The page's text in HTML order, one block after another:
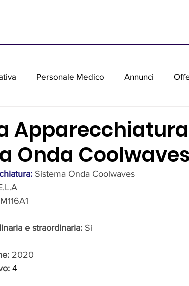
Personale Medico Annunci
Onda Coolwaves
Sistema Onda Coolwaves
e straordinaria: Si
2020
4